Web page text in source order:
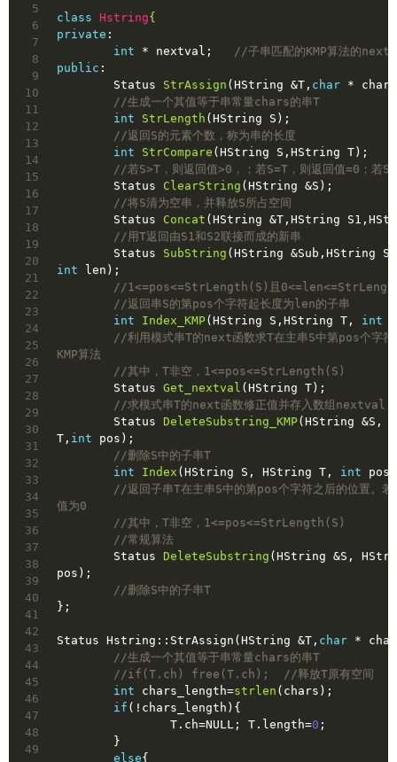
5
6
7
8
9
10
11
12
13
14
15
16
17
18
19
20
21
22
23
24
25
26
27
28
29
30
31
32
33
34
35
36
37
38
39
40
41
42
43
44
45
46
47
48
49
class Hstring{
private :
int * nextval;
//子串匹配的KMP算法的next
public :
Status StrAssign (HString &T, char *
//生成一个其值等于串常量chars的串T
int
StrLength (HString S) ;
//返回S的元素个数，称为串的长度
int
StrCompare (HString S,HString T) ;
//若S>T，则返回值>0，；若S=T，则返回值=0；若
Status ClearString (HString &S) ;
//将S清为空串，并释放S所占空间
Status Concat (HString &T,HString
//用T返回由S1和S2联接而成的新串
Status SubString (HString &Sub,HString
int len) ;
//1<=pos<=StrLength(S)且
//返回串S的第pos个字符起长度为len的子串
int
Index_KMP(HString S,HString T, int
//利用模式串T的next函数求T在主串S中第pos个字符
KMP算法
//其中，T非空，1<=pos<=StrLength(S)
Status Get_nextval (HString T) ;
//求模式串T的next函数修正值并存入数组nextval
Status DeleteSubstring_KMP(HString &S,
T, int pos) ;
//删除S中的子串T
int
Index (HString S, HString T, int pos)
//返回子串T在主串S中的第pos个字符之后的位置。若
值为0
//其中，T非空，1<=pos<=StrLength(S)
//常规算法
Status DeleteSubstring (HString &S,
pos) ;
//删除S中的子串T
};
Status Hstring::StrAssign(HString &T, char *
//生成一个其值等于串常量chars的串T
//if(T.ch) free(T.ch);	//释放T原有空间
int chars_length=strlen (chars);
if (!chars_length){
		T.ch=
NULL ; T.length=0 ;
	}
else{